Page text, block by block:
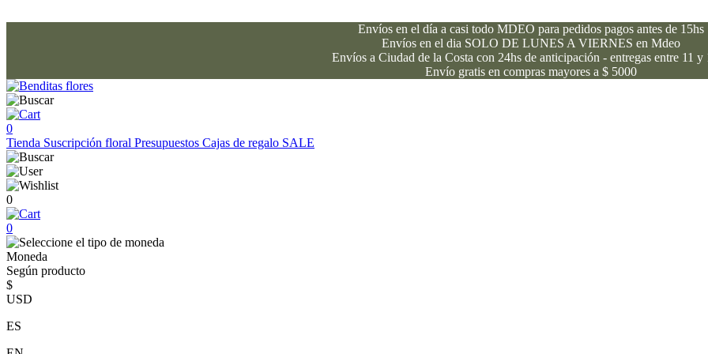
Envíos en el día a casi todo MDEO para pedidos pagos antes de 15hs
Envíos en el dia SOLO DE LUNES A VIERNES en Mdeo
Envíos a Ciudad de la Costa con 24hs de anticipación - entregas entre 11 y
Envío gratis en compras mayores a $ 5000
0
Tienda Suscripción floral Presupuestos Cajas de regalo SALE
0
0
Moneda
Según producto
$
USD
ES